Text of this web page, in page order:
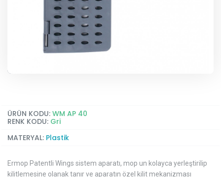
ÜRÜN KODU: WM AP 40
RENK KODU: Gri
MATERYAL: Plastik
Ermop Patentli Wings sistem aparatı, mop un kolayca yerleştirilip
kilitlemesine olanak tanır ve aparatın özel kilit mekanizması